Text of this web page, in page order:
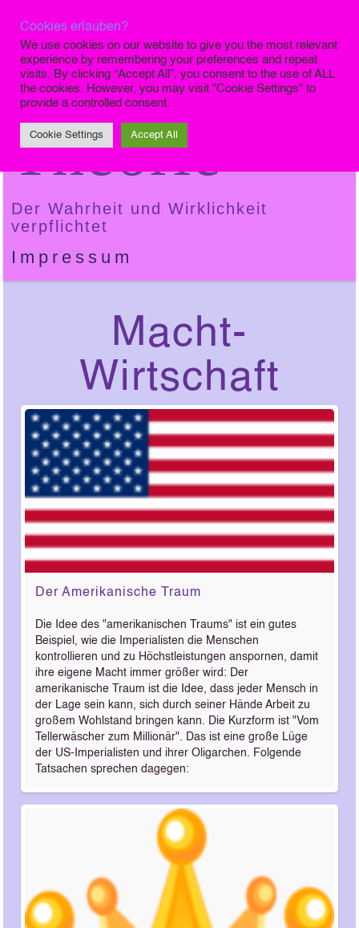
Die Finale
Theorie
Der Wahrheit und Wirklichkeit
verpflichtet
Impressum
Macht-
Wirtschaft
Der Amerikanische Traum
Die Idee des "amerikanischen Traums" ist ein gutes
Beispiel, wie die Imperialisten die Menschen
kontrollieren und zu Höchstleistungen anspornen, damit
ihre eigene Macht immer größer wird: Der
amerikanische Traum ist die Idee, dass jeder Mensch in
der Lage sein kann, sich durch seiner Hände Arbeit zu
großem Wohlstand bringen kann. Die Kurzform ist "Vom
Tellerwäscher zum Millionär". Das ist eine große Lüge
der US-Imperialisten und ihrer Oligarchen. Folgende
Tatsachen sprechen dagegen:
Cookies erlauben?
We use cookies on our website to give you the most relevant
experience by remembering your preferences and repeat
visits. By clicking “Accept All”, you consent to the use of ALL
the cookies. However, you may visit "Cookie Settings" to
provide a controlled consent.
Cookie Settings Accept All